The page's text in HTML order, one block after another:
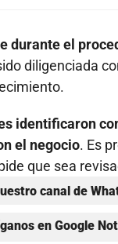
durante el
diligenciada
identificaron
el negocio. Es
que sea
canal de
en Google